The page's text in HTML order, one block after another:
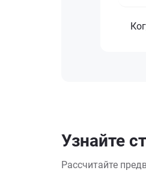
Узнайте
Рассчитайте